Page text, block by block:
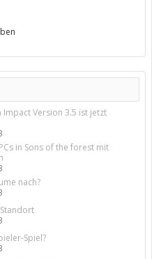
Version 3.5 ist jetzt
in Sons of the forest mit
nach?
Spiel?